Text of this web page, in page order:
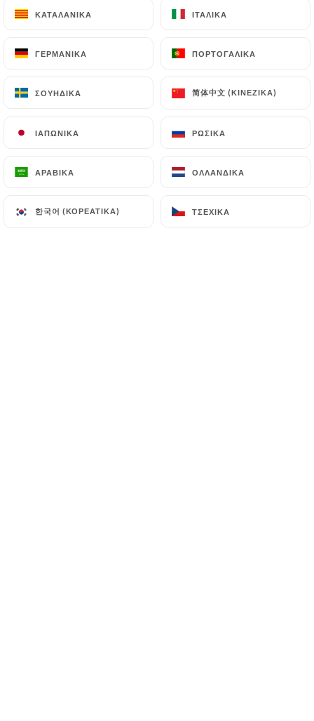
ΚΑΤΑΛΑΝΙΚΆ ΙΤΑΛΙΚΆ
ΓΕΡΜΑΝΙΚΆ ΠΟΡΤΟΓΑΛΙΚΆ
ΣΟΥΗΔΙΚΆ 简体中文 (ΚΙΝΈΖΙΚΑ)
ΙΑΠΩΝΙΚΆ ΡΩΣΙΚΆ
ΑΡΑΒΙΚΆ ΟΛΛΑΝΔΙΚΆ
한국어 (ΚΟΡΕΆΤΙΚΑ) ΤΣΈΧΙΚΑ
ΚΑΤΑΛΑΝΙΚΆ ΙΤΑΛΙΚΆ
ΓΕΡΜΑΝΙΚΆ ΠΟΡΤΟΓΑΛΙΚΆ
ΣΟΥΗΔΙΚΆ 简体中文 (ΚΙΝΈΖΙΚΑ)
ΙΑΠΩΝΙΚΆ ΡΩΣΙΚΆ
ΑΡΑΒΙΚΆ ΟΛΛΑΝΔΙΚΆ
한국어 (ΚΟΡΕΆΤΙΚΑ) ΤΣΈΧΙΚΑ